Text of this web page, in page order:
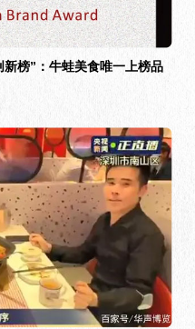
榜”：牛蛙美食唯一上榜品